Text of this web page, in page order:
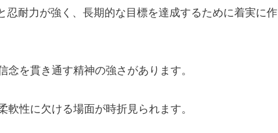
忍耐力が強く、長期的な目標を達成するために着実に作
を貫き通す精神の強さがあります。
性に欠ける場面が時折見られます。